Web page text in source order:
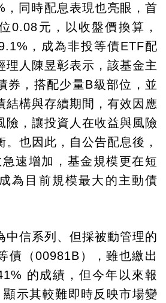
，同時配息表現也亮眼，首
0.08元，以收盤價換算，
，成為非投等債ETF配
理人陳昱彰表示，該基金主
券，搭配少量B級部位，並
結構與存續期間，有效因應
險，讓投資人在收益與風險
。也因此，自公告配息後，
速增加，基金規模更在短
為目前規模最大的主動債
中信系列、但採被動管理的
債（00981B），雖也繳出
的成績，但今年以來報
示其較難即時反映市場變